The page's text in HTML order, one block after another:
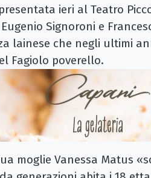
ieri al Teatro
Signoroni e
lainese che negli ultimi
Fagiolo poverello.
moglie Vanessa Matus